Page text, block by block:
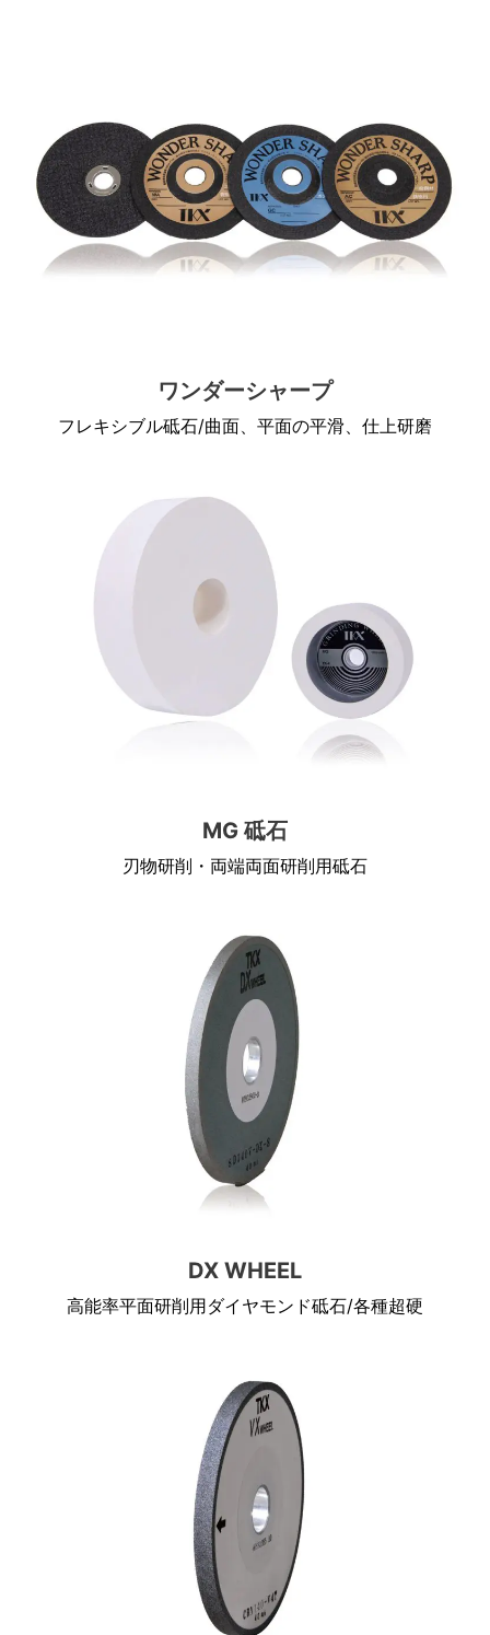
ワンダーシャープ
フレキシブル砥石/曲面、平面の平滑、仕上研磨
MG 砥石
刃物研削・両端両面研削用砥石
DX WHEEL
高能率平面研削用ダイヤモンド砥石/各種超硬